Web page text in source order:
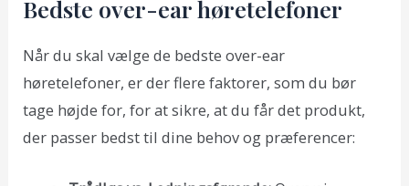
Bedste over-ear høretelefoner
Når du skal vælge de bedste over-ear
høretelefoner, er der flere faktorer, som du bør
tage højde for, for at sikre, at du får det produkt,
der passer bedst til dine behov og præferencer: